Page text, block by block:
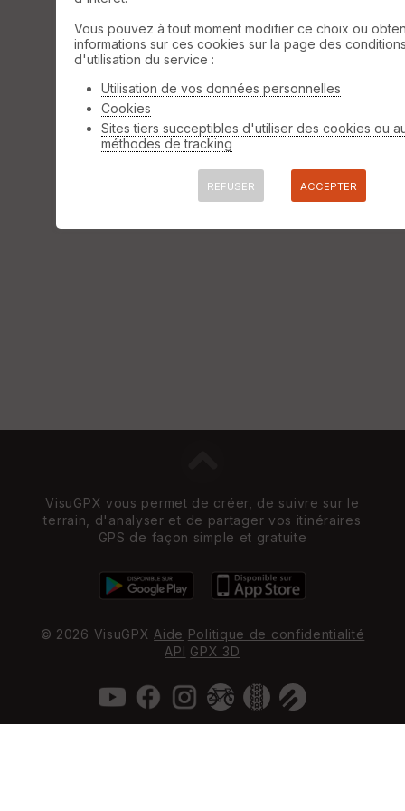
VisuGPX vous permet de créer, de suivre sur le
terrain, d'analyser et de partager vos itinéraires
GPS de façon simple et gratuite
© 2026 VisuGPX Aide Politique de confidentialité
API GPX 3D
Vous pouvez à tout moment modifier ce choix ou
informations sur ces cookies sur la page des
d'utilisation du service :
Utilisation de vos données personnelles
Cookies
Sites tiers succeptibles d'utiliser des cookies ou
méthodes de tracking
REFUSER ACCEPTER